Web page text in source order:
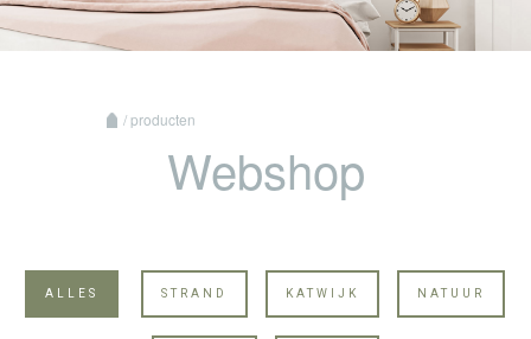
/ producten
Webshop
ALLES STRAND KATWIJK NATUUR